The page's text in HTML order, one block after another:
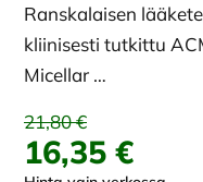
Ranskalaisen
kliinisesti tutkittu
Micellar …
21,80 €
16,35 €